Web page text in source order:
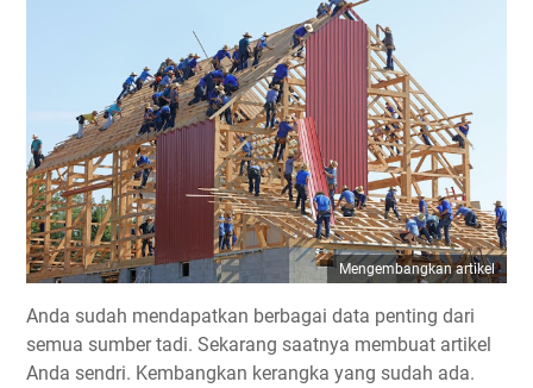
Mengembangkan artikel
Anda sudah mendapatkan berbagai data penting dari
semua sumber tadi. Sekarang saatnya membuat artikel
Anda sendri. Kembangkan kerangka yang sudah ada.